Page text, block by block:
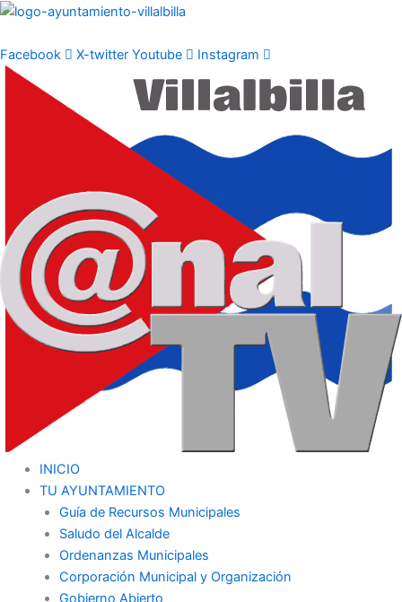
Ir
contenido
Facebook X-twitter Youtube Instagram
INICIO
TU AYUNTAMIENTO
Guía de Recursos Municipales
Saludo del Alcalde
Ordenanzas Municipales
Corporación Municipal y Organización
Gobierno Abierto